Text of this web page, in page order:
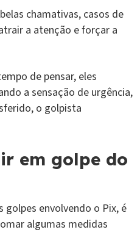
chamativas, casos de
a atenção e forçar a
de pensar, eles
a sensação de urgência,
o golpista
em golpe do
golpes envolvendo o Pix, é
algumas medidas